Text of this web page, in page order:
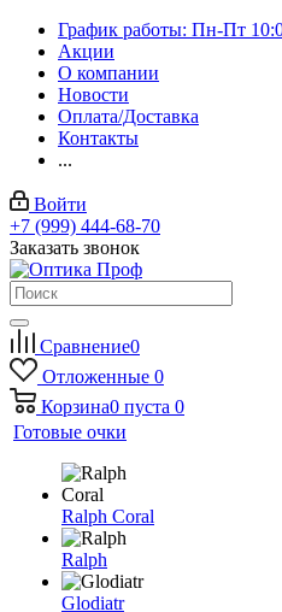
График работы: Пн-Пт
Акции
О компании
Новости
Оплата/Доставка
Контакты
...
Войти
+7 (999) 444-68-70
Заказать звонок
Сравнение0
Отложенные 0
Корзина0 пуста 0
Готовые очки
Ralph Coral
Ralph
Glodiatr